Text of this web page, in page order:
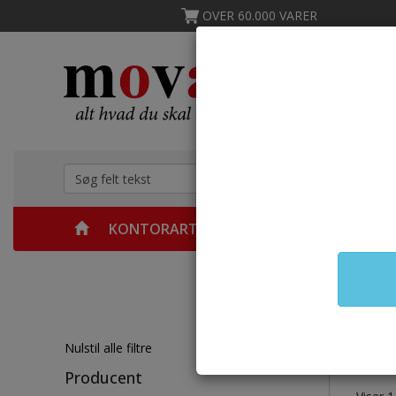
OVER 60.000 VARER
KONTORARTIKLER
Nulstil alle filtre
Producent